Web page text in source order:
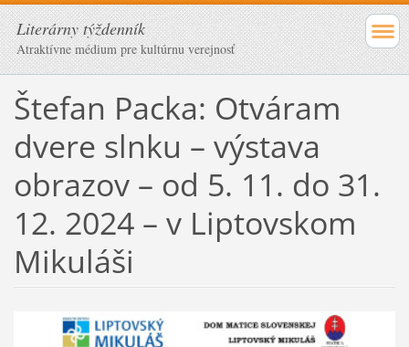
Literárny týždenník
Atraktívne médium pre kultúrnu verejnosť
Štefan Packa: Otváram
dvere slnku – výstava
obrazov – od 5. 11. do 31.
12. 2024 – v Liptovskom
Mikuláši